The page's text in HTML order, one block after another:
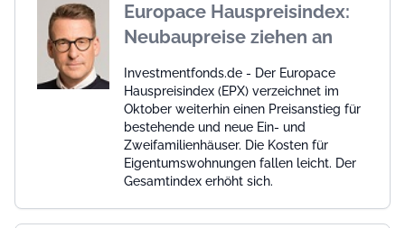
Europace Hauspreisindex:
Neubaupreise ziehen an
Investmentfonds.de - Der Europace
Hauspreisindex (EPX) verzeichnet im
Oktober weiterhin einen Preisanstieg für
bestehende und neue Ein- und
Zweifamilienhäuser. Die Kosten für
Eigentumswohnungen fallen leicht. Der
Gesamtindex erhöht sich.